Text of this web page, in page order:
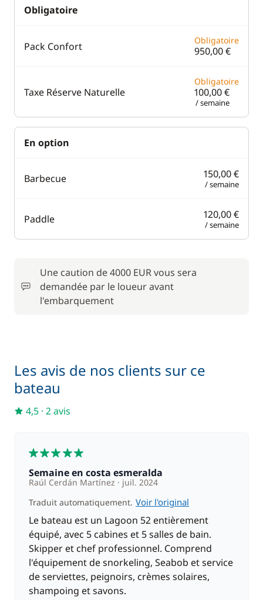
Obligatoire
Pack Confort Obligatoire
950,00 €
Taxe Réserve Naturelle
Obligatoire
100,00 €
/ semaine
En option
Barbecue 150,00 €
/ semaine
Paddle 120,00 €
/ semaine
Une caution de 4000 EUR vous sera
demandée par le loueur avant
l'embarquement
Les avis de nos clients sur ce
bateau
4,5 · 2 avis
Semaine en costa esmeralda
Raúl Cerdán Martínez
juil. 2024
Traduit automatiquement. Voir l'original
Le bateau est un Lagoon 52 entièrement
équipé, avec 5 cabines et 5 salles de bain.
Skipper et chef professionnel. Comprend
l'équipement de snorkeling, Seabob et service
de serviettes, peignoirs, crèmes solaires,
shampoing et savons.